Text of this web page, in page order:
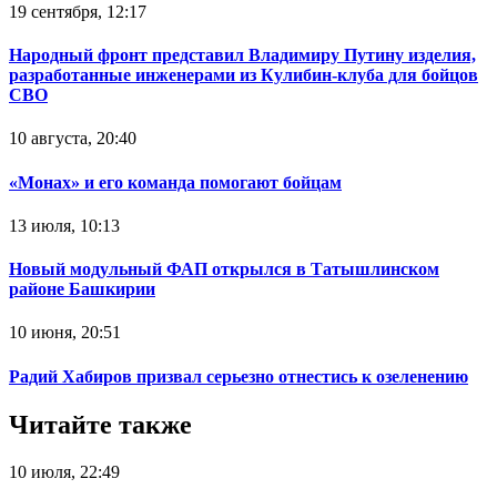
19 сентября, 12:17
Народный фронт представил Владимиру Путину изделия,
разработанные инженерами из Кулибин-клуба для бойцов
СВО
10 августа, 20:40
«Монах» и его команда помогают бойцам
13 июля, 10:13
Новый модульный ФАП открылся в Татышлинском
районе Башкирии
10 июня, 20:51
Радий Хабиров призвал серьезно отнестись к озеленению
Читайте также
10 июля, 22:49